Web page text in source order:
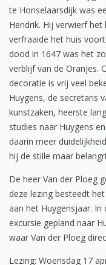
te Honselaarsdijk was
Hendrik. Hij verwierf
verfraaide het huis
dood in 1647 was het
verblijf van de Oranjes.
decoratie is vrij veel
Huygens, de secretaris
kunstzaken, heerste
studies naar Huygens
daarin meer
hij de stille maar
De heer Van der Ploeg
deze lezing besteedt
aan het Huygensjaar. In
excursie gepland naar
waar Van der Ploeg
Lezing: Woensdag 17